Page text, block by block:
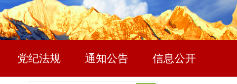
党纪法规 通知公告 信息公开